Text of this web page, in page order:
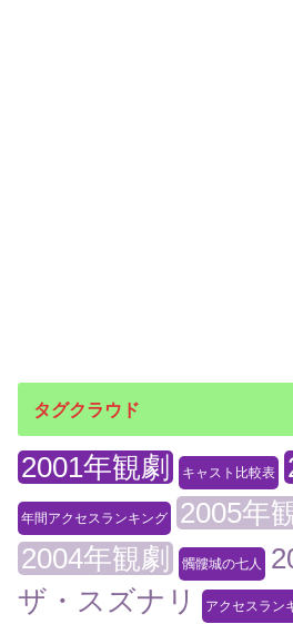
タグクラウド
2001年観劇 キャスト比較表
年間アクセスランキング
2005年
2004年観劇
髑髏城の七人
ザ・スズナリ
アクセスラン